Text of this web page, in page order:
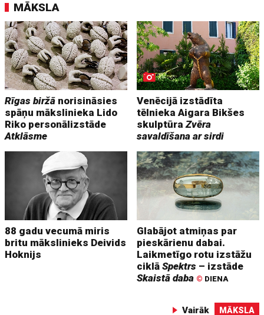
MĀKSLA
Rīgas biržā norisināsies
spāņu mākslinieka Lido
Riko personālizstāde
Atklāsme
Venēcijā izstādīta
tēlnieka Aigara Bikšes
skulptūraZvēra
savaldīšana ar sirdi
88 gadu vecumā miris
britu mākslinieks Deivids
Hoknijs
Glabājot atmiņas par
pieskārienu dabai.
Laikmetīgo rotu izstāžu
ciklāSpektrs – izstāde
Skaistā daba © DIENA
Vairāk MĀKSLA